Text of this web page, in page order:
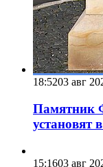
18:5203 авг
Памятник
установят
15:1603 авг